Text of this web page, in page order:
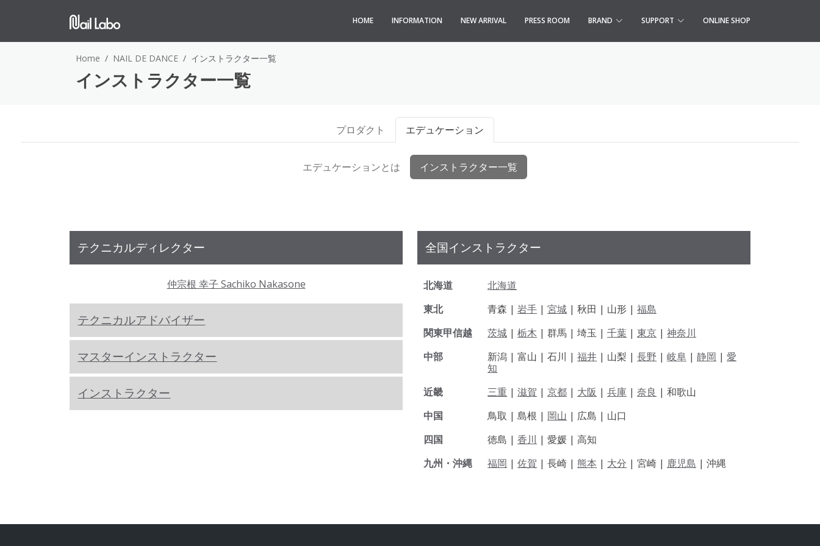
HOME INFORMATION NEW ARRIVAL PRESS ROOM BRAND SUPPORT ONLINE SHOP
Home NAIL DE DANCE インストラクター一覧
インストラクター一覧
プロダクト エデュケーション
エデュケーションとは インストラクター一覧
テクニカルディレクター
仲宗根 幸子 Sachiko Nakasone
テクニカルアドバイザー
マスターインストラクター
インストラクター
全国インストラクター
北海道
北海道
東北
青森 |岩手 |宮城 | 秋田 | 山形 |福島
関東甲信越
茨城 |栃木 | 群馬 | 埼玉 |千葉 |東京 |神奈川
中部
新潟 |富山 |石川 |福井 | 山梨 |長野 |岐阜 |静岡 |愛
知
近畿
三重 |滋賀 |京都 | 大阪 |兵庫 |奈良 |和歌山
中国
鳥取 |島根 | 岡山 | 広島 | 山口
四国
徳島 |香川 |愛媛 |高知
九州・沖縄
福岡 |佐賀 |長崎 | 熊本 | 大分 |宮崎 | 鹿児島 |沖縄